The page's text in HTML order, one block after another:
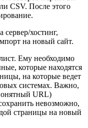
CSV. После этого
хостинг,
на новый сайт.
Ему необходимо
которые находятся
на которые ведет
системах. Важно,
URL)
невозможно,
страницы на новый